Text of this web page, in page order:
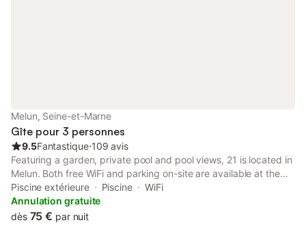
Melun, Seine-et-Marne
Gîte pour 3 personnes
9.5Fantastique⋅109 avis
Featuring a garden, private pool and pool views, 21 is located in
Melun. Both free WiFi and parking on-site are available at the
homestay free of charge. The property is non-smoking and is
set 50 km from Paris-Gare-de-Lyon.
Piscine extérieure Piscine
WiFi
Annulation gratuite
dès 75 € par nuit